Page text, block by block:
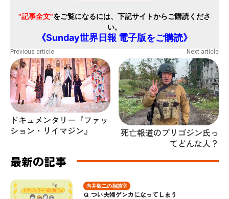
"記事全文"をご覧になるには、下記サイトからご購読くださ
い。
《Sunday世界日報 電子版をご購読》
Previous article
ドキュメンタリー『ファッ
ション・リイマジン』
Next article
死亡報道のプリゴジン氏っ
てどんな人？
最新の記事
向井敬二の相談室
Ｑ.つい夫婦ゲンカになってしまう